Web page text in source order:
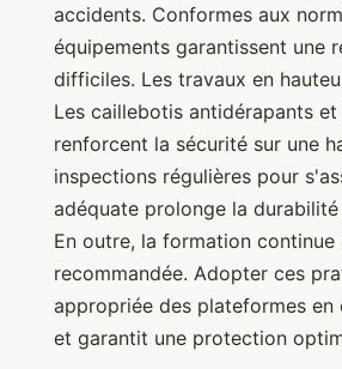
accidents. Conformes aux
équipements garantissent une
difficiles. Les travaux en
Les caillebotis antidérapants
renforcent la sécurité sur une
inspections régulières pour
adéquate prolonge la
En outre, la formation
recommandée. Adopter ces
appropriée des plateformes
et garantit une protection